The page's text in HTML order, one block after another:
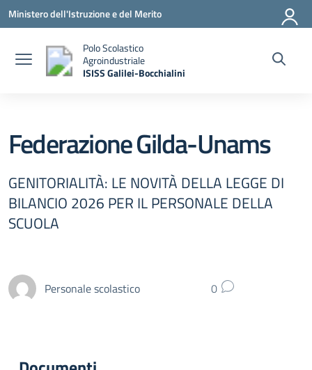
Vai ai contenuti
Vai al menu di navigazione
Vai al footer
Ministero dell'Istruzione e del Merito
Polo Scolastico
Agroindustriale
ISISS Galilei-Bocchialini
Federazione Gilda-Unams
GENITORIALITÀ: LE NOVITÀ DELLA LEGGE DI
BILANCIO 2026 PER IL PERSONALE DELLA
SCUOLA
Personale scolastico 0